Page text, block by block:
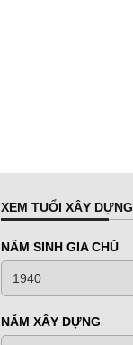
XEM TUỔI XÂY DỰNG
NĂM SINH GIA CHỦ
NĂM XÂY DỰNG